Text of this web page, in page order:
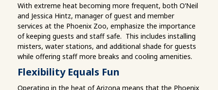
With extreme heat becoming more frequent, both O’Neil
and Jessica Hintz, manager of guest and member
services at the Phoenix Zoo, emphasize the importance
of keeping guests and staff safe. This includes installing
misters, water stations, and additional shade for guests
while offering staff more breaks and cooling amenities.
Flexibility Equals Fun
Operating in the heat of Arizona means that the Phoenix